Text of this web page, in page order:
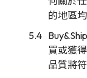
的地區
買或獲
品質將